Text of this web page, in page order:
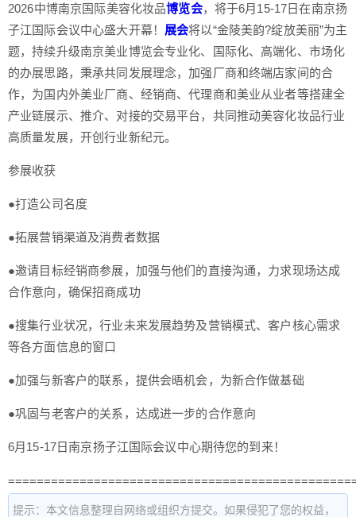
2026中博南京国际美容化妆品博览会，将于6月15-17日在南京扬
子江国际会议中心盛大开幕！ 展会将以“金陵美韵?绽放美丽”为主
题，持续升级南京美业博览会专业化、国际化、高端化、市场化
的办展思路，秉承共同发展理念，加强厂商和终端店家间的合
作，为国内外美业厂商、经销商、代理商和美业从业者等搭建全
产业链展示、推介、对接的交易平台，共同推动美容化妆品行业
高质量发展，开创行业新纪元。
参展收获
●打造公司名度
●拓展营销渠道及消费者数据
●邀请目标经销商参展，加强与他们的直接沟通，力求现场达成
合作意向，确保招商成功
●搜集行业状况，行业未来发展趋势及营销模式、客户核心需求
等各方面信息的窗口
●加强与新客户的联系，提供会晤机会，为新合作做基础
●巩固与老客户的关系，达成进一步的合作意向
6月15-17日南京扬子江国际会议中心期待您的到来！
提示：本文信息整理自网络或组织方提交。如果侵犯了您的权益，